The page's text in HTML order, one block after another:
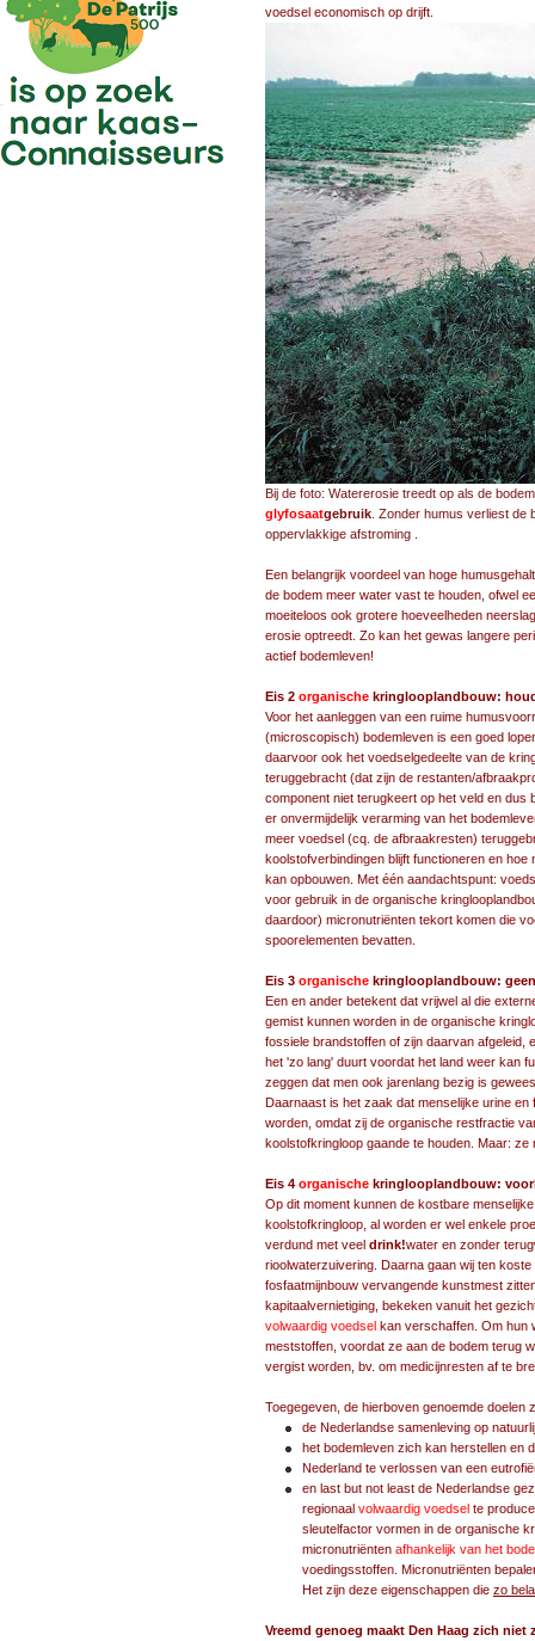
voedsel economisch op drijft.
Bij de foto: Watererosie treedt op als de
glyfosaatgebruik . Zonder humus verliest
oppervlakkige afstroming
Een belangrijk voordeel van hoge humusgehaltes is een verbeterde waterbuffer-functie (dat is het vermogen van de bodem meer water vast te houden, ofwel een verhoogde water-
Eis 2 organische kringlooplandbouw:
Voor het aanleggen van een ruime
(microscopisch) bodemleven is een goed
daarvoor ook het voedselgedeelte van de
teruggebracht (dat zijn de restanten/
component niet terugkeert op het veld en dus
er onvermijdelijk verarming van het
meer voedsel (cq. de afbraakresten)
koolstofverbindingen blijft functioneren en
kan opbouwen. Met één aandachtspunt:
voor gebruik in de organische
daardoor) micronutriënten tekort komen die
spoorelementen bevatten.
Eis 3 organische kringlooplandbouw:
Een en ander betekent dat vrijwel al die
gemist kunnen worden in de organische
fossiele brandstoffen of zijn daarvan afgeleid,
het 'zo lang' duurt voordat het land weer kan
zeggen dat men ook jarenlang bezig is
Daarnaast is het zaak dat menselijke urine
worden, omdat zij de organische restfractie
koolstofkringloop gaande te houden. Maar: ze
Eis 4 organische kringlooplandbouw:
Op dit moment kunnen de kostbare
koolstofkringloop, al worden er wel enkele
verdund met veel drink!water en zonder
rioolwaterzuivering. Daarna gaan wij ten
fosfaatmijnbouw vervangende kunstmest
kapitaalvernietiging, bekeken vanuit het
volwaardig voedsel kan verschaffen. Om hun
meststoffen, voordat ze aan de bodem terug
vergist worden, bv. om medicijnresten af te
Toegegeven, de hierboven genoemde doelen
de Nederlandse samenleving op
het bodemleven zich kan herstellen en
Nederland te verlossen van een
en last but not least de Nederlandse
regionaal volwaardig voedsel te
sleutelfactor vormen in de organische
micronutriënten afhankelijk van het
voedingsstoffen. Micronutriënten
Het zijn deze eigenschappen die zo
Vreemd genoeg maakt Den Haag zich niet